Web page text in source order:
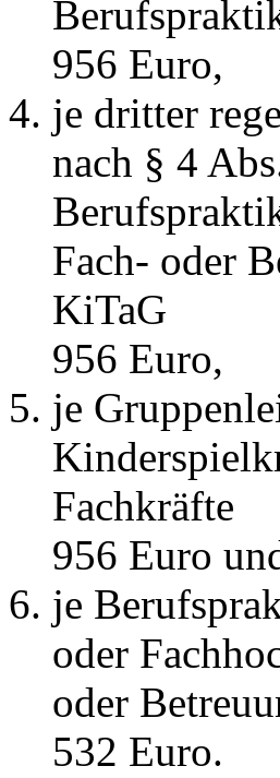
956 Euro,
je dritter
nach § 4
Fach- oder
KiTaG
956 Euro,
je
Fachkräfte
956 Euro
je
oder
oder
532 Euro.